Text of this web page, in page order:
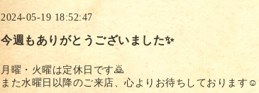
2024-05-19 18:52:47
今週もありがとうございました✨
月曜・火曜は定休日です🙇
また水曜日以降のご来店、心よりお待ちしております☺️